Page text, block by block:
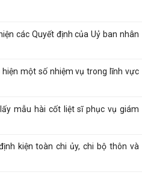
các Quyết định của Uỷ ban nhân
một số nhiệm vụ trong lĩnh vực
mẫu hài cốt liệt sĩ phục vụ giám
kiện toàn chi ủy, chi bộ thôn và